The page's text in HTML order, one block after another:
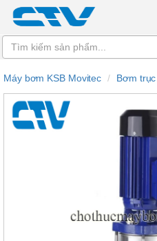
Máy bơm KSB Movitec Bơm